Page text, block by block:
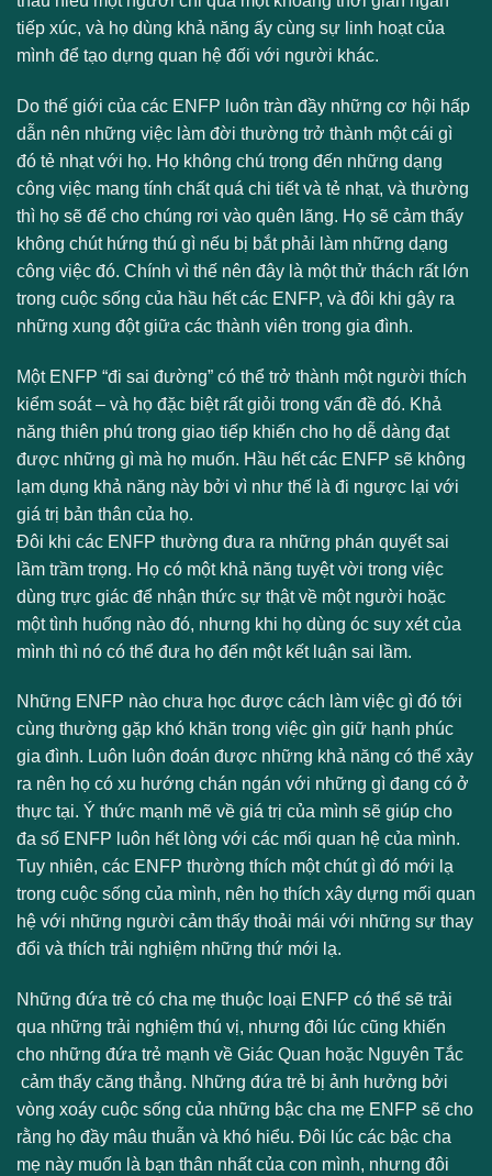
tiếp xúc, và họ dùng khả năng ấy cùng sự linh hoạt của
mình để tạo dựng quan hệ đối với người khác.
Do thế giới của các ENFP luôn tràn đầy những cơ hội hấp
dẫn nên những việc làm đời thường trở thành một cái gì
đó tẻ nhạt với họ. Họ không chú trọng đến những dạng
công việc mang tính chất quá chi tiết và tẻ nhạt, và thường
thì họ sẽ để cho chúng rơi vào quên lãng. Họ sẽ cảm thấy
không chút hứng thú gì nếu bị bắt phải làm những dạng
công việc đó. Chính vì thế nên đây là một thử thách rất lớn
trong cuộc sống của hầu hết các ENFP, và đôi khi gây ra
những xung đột giữa các thành viên trong gia đình.
Một ENFP “đi sai đường” có thể trở thành một người thích
kiểm soát – và họ đặc biệt rất giỏi trong vấn đề đó. Khả
năng thiên phú trong giao tiếp khiến cho họ dễ dàng đạt
được những gì mà họ muốn. Hầu hết các ENFP sẽ không
lạm dụng khả năng này bởi vì như thế là đi ngược lại với
giá trị bản thân của họ.
Đôi khi các ENFP thường đưa ra những phán quyết sai
lầm trầm trọng. Họ có một khả năng tuyệt vời trong việc
dùng trực giác để nhận thức sự thật về một người hoặc
một tình huống nào đó, nhưng khi họ dùng óc suy xét của
mình thì nó có thể đưa họ đến một kết luận sai lầm.
Những ENFP nào chưa học được cách làm việc gì đó tới
cùng thường gặp khó khăn trong việc gìn giữ hạnh phúc
gia đình. Luôn luôn đoán được những khả năng có thể xảy
ra nên họ có xu hướng chán ngán với những gì đang có ở
thực tại. Ý thức mạnh mẽ về giá trị của mình sẽ giúp cho
đa số ENFP luôn hết lòng với các mối quan hệ của mình.
Tuy nhiên, các ENFP thường thích một chút gì đó mới lạ
trong cuộc sống của mình, nên họ thích xây dựng mối quan
hệ với những người cảm thấy thoải mái với những sự thay
đổi và thích trải nghiệm những thứ mới lạ.
Những đứa trẻ có cha mẹ thuộc loại ENFP có thể sẽ trải
qua những trải nghiệm thú vị, nhưng đôi lúc cũng khiến
cho những đứa trẻ mạnh về Giác Quan hoặc Nguyên Tắc
cảm thấy căng thẳng. Những đứa trẻ bị ảnh hưởng bởi
vòng xoáy cuộc sống của những bậc cha mẹ ENFP sẽ cho
rằng họ đầy mâu thuẫn và khó hiểu. Đôi lúc các bậc cha
mẹ này muốn là bạn thân nhất của con mình, nhưng đôi